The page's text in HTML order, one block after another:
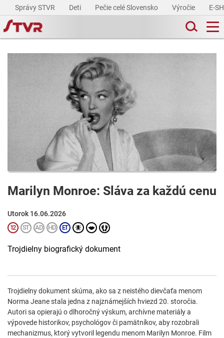
Správy STVR Deti Pečie celé Slovensko Výročie E-
Marilyn Monroe: Sláva za každú cenu
Utorok 16.06.2026
Trojdielny biografický dokument
Trojdielny dokument skúma, ako sa z neistého dievčaťa menom
Norma Jeane stala jedna z najznámejších hviezd 20. storočia.
Autori sa opierajú o dlhoročný výskum, archívne materiály a
výpovede historikov, psychológov či pamätníkov, aby rozobrali
mechanizmus, ktorý vytvoril legendu menom Marilyn Monroe. Film